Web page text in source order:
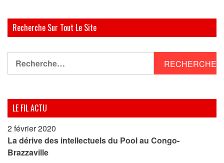
Recherche Sur Tout Le Site
LE FIL ACTU
2 février 2020
La dérive des intellectuels du Pool au Congo-
Brazzaville